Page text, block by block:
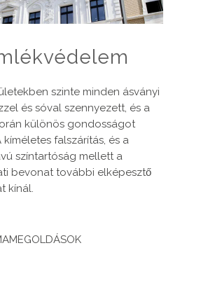
szinte minden ásványi
és sóval szennyezett, és a
különös gondosságot
kíméletes falszárítás, és a
színtartóság mellett a
bevonat további elképesztő
kínál.